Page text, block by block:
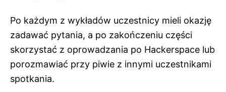
Po każdym z wykładów uczestnicy mieli okazję
zadawać pytania, a po zakończeniu części
skorzystać z oprowadzania po Hackerspace lub
porozmawiać przy piwie z innymi uczestnikami
spotkania.